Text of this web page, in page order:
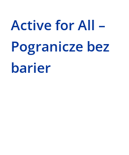
Active for All –
Pogranicze bez
barier